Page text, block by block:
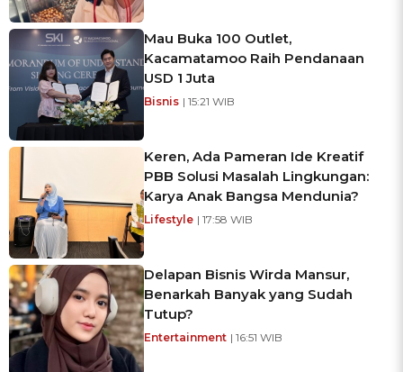
Mau Buka 100 Outlet,
Kacamatamoo Raih Pendanaan
USD 1 Juta
Bisnis | 15:21 WIB
Keren, Ada Pameran Ide Kreatif
PBB Solusi Masalah Lingkungan:
Karya Anak Bangsa Mendunia?
Lifestyle | 17:58 WIB
Delapan Bisnis Wirda Mansur,
Benarkah Banyak yang Sudah
Tutup?
Entertainment | 16:51 WIB